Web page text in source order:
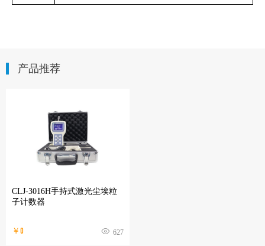
产品推荐
CLJ-3016H手持式激光尘埃粒
子计数器
￥0 627